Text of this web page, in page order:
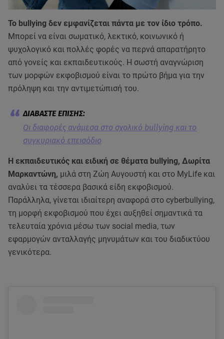
Το bullying δεν εμφανίζεται πάντα με τον ίδιο τρόπο.
Μπορεί να είναι σωματικό, λεκτικό, κοινωνικό ή
ψυχολογικό και πολλές φορές να περνά απαρατήρητο
από γονείς και εκπαιδευτικούς. Η σωστή αναγνώριση
των μορφών εκφοβισμού είναι το πρώτο βήμα για την
πρόληψη και την αντιμετώπισή του.
Οι διαφορές ανάμεσα στο σχολικό bullying και το
συγκυριακό επεισόδιο
Η εκπαιδευτικός και ειδική σε θέματα bullying, Δωρίτα
Μαρκαντώνη, μιλά στη Ζώη Αυγουστή και στο MyLife και
αναλύει τα τέσσερα βασικά είδη εκφοβισμού.
Παράλληλα, γίνεται ιδιαίτερη αναφορά στο cyberbullying,
τη μορφή εκφοβισμού που έχει αυξηθεί σημαντικά τα
τελευταία χρόνια μέσω των social media, των
εφαρμογών ανταλλαγής μηνυμάτων και του διαδικτύου
γενικότερα.